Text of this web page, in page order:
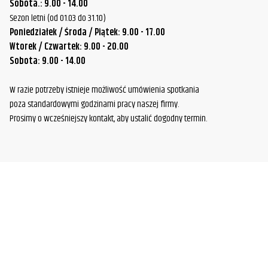
Sobota.: 9.00 - 14.00
Sezon letni (od 01.03 do 31.10)
Poniedziałek / Środa / Piątek: 9.00 - 17.00
Wtorek / Czwartek: 9.00 - 20.00
Sobota: 9.00 - 14.00
W razie potrzeby istnieje możliwość umówienia spotkania
poza standardowymi godzinami pracy naszej firmy.
Prosimy o wcześniejszy kontakt, aby ustalić dogodny termin.